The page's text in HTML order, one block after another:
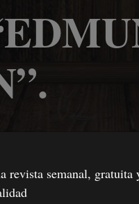
revista semanal, gratuita